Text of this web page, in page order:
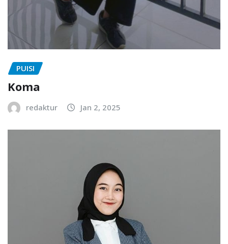
PUISI
Koma
redaktur Jan 2, 2025